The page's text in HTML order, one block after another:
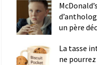
un père
La tasse
ne pourrez